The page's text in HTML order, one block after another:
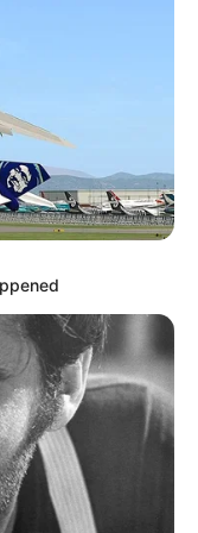
und
um eine
für
damit sie
entfalten
Eierlikör-
Torte auch
Füllung